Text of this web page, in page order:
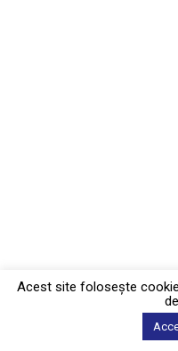
Acest site foloseşte